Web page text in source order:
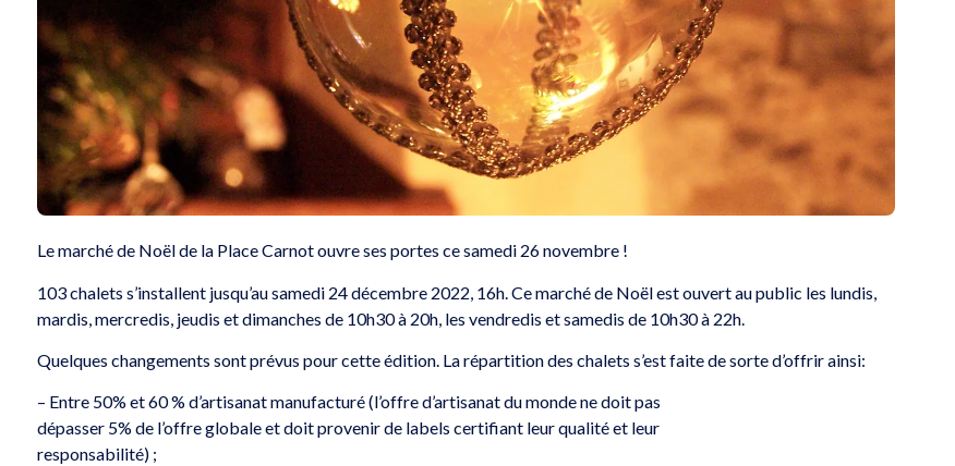
Le marché de Noël de la Place Carnot ouvre ses portes ce samedi 26 novembre !
103 chalets s’installent jusqu’au samedi 24 décembre 2022, 16h. Ce marché de Noël est ouvert au public les lundis,
mardis, mercredis, jeudis et dimanches de 10h30 à 20h, les vendredis et samedis de 10h30 à 22h.
Quelques changements sont prévus pour cette édition. La répartition des chalets s’est faite de sorte d’offrir ainsi:
– Entre 50% et 60 % d’artisanat manufacturé (l’offre d’artisanat du monde ne doit pas
dépasser 5% de l’offre globale et doit provenir de labels certifiant leur qualité et leur
responsabilité) ;